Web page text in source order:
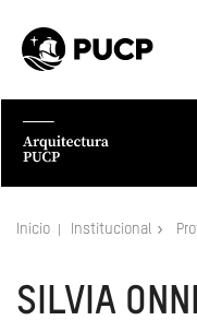
Inicio Institucional
SILVIA